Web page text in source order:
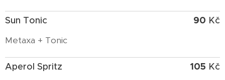
Sun Tonic
Metaxa + Tonic
90 Kč
Aperol Spritz
105 Kč